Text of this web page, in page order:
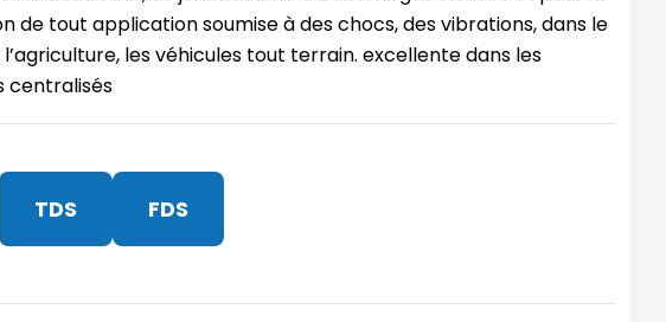
de tout application soumise à des chocs, des vibrations, dans le
les véhicules tout terrain. excellente dans les
centralisés
TDS FDS